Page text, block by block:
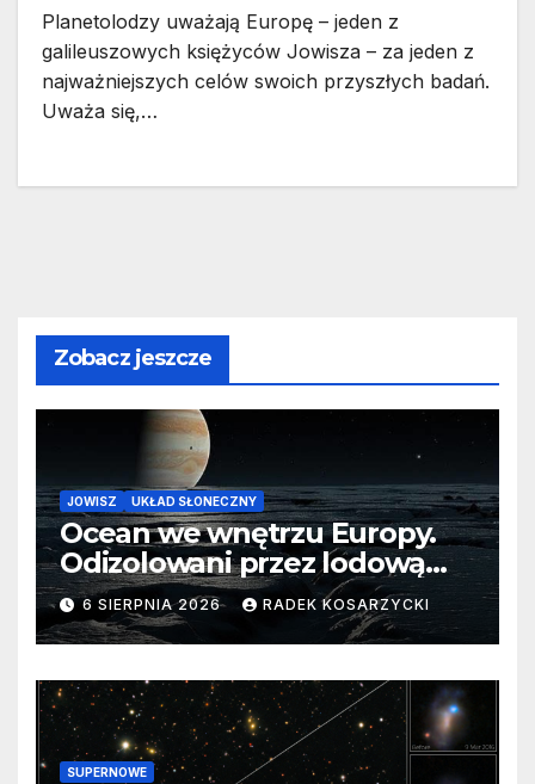
Planetolodzy uważają Europę – jeden z
galileuszowych księżyców Jowisza – za jeden z
najważniejszych celów swoich przyszłych badań.
Uważa się,…
Zobacz jeszcze
JOWISZ UKŁAD SŁONECZNY
Ocean we wnętrzu Europy.
Odizolowani przez lodową
barierę
6 SIERPNIA 2026 RADEK KOSARZYCKI
SUPERNOWE